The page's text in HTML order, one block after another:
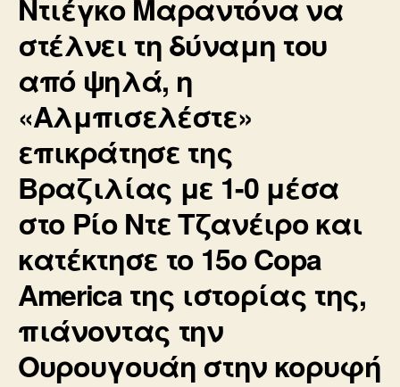
Ντιέγκο Μαραντόνα να
στέλνει τη δύναμη του
από ψηλά, η
«Αλμπισελέστε»
επικράτησε της
Βραζιλίας με 1-0 μέσα
στο Ρίο Ντε Τζανέιρο και
κατέκτησε το 15ο Copa
America της ιστορίας της,
πιάνοντας την
Ουρουγουάη στην κορυφή